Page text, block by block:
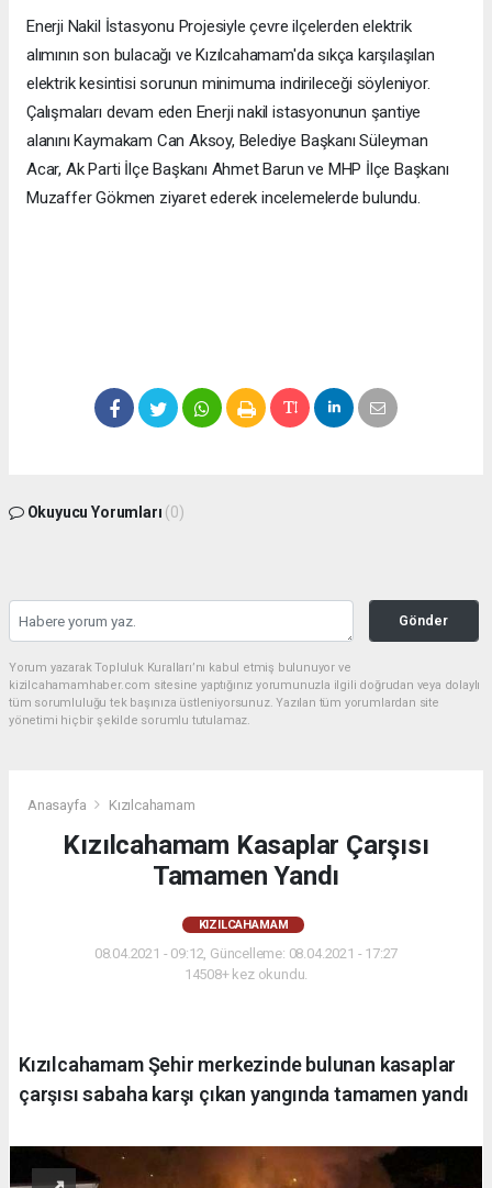
Enerji Nakil İstasyonu Projesiyle çevre ilçelerden elektrik
alımının son bulacağı ve Kızılcahamam'da sıkça karşılaşılan
elektrik kesintisi sorunun minimuma indirileceği söyleniyor.
Çalışmaları devam eden Enerji nakil istasyonunun şantiye
alanını Kaymakam Can Aksoy, Belediye Başkanı Süleyman
Acar, Ak Parti İlçe Başkanı Ahmet Barun ve MHP İlçe Başkanı
Muzaffer Gökmen ziyaret ederek incelemelerde bulundu.
Okuyucu Yorumları (0)
Gönder
Yorum yazarak Topluluk Kuralları’nı kabul etmiş bulunuyor ve
kizilcahamamhaber.com sitesine yaptığınız yorumunuzla ilgili doğrudan veya dolaylı
tüm sorumluluğu tek başınıza üstleniyorsunuz. Yazılan tüm yorumlardan site
yönetimi hiçbir şekilde sorumlu tutulamaz.
Anasayfa Kızılcahamam
Kızılcahamam Kasaplar Çarşısı
Tamamen Yandı
KIZILCAHAMAM
08.04.2021 - 09:12, Güncelleme: 08.04.2021 - 17:27
14508+ kez okundu.
Kızılcahamam Şehir merkezinde bulunan kasaplar
çarşısı sabaha karşı çıkan yangında tamamen yandı